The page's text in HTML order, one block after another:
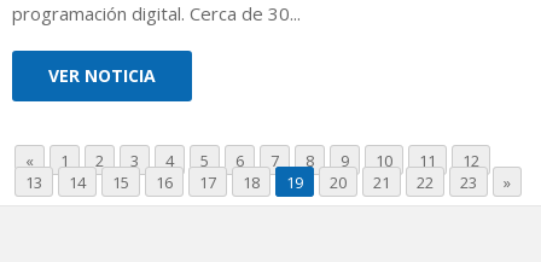
programación digital. Cerca de 30...
VER NOTICIA
« 1 2 3 4 5 6 7 8 9 10 11
12
13
14 15 16 17 18 19 20 21 22 23 »